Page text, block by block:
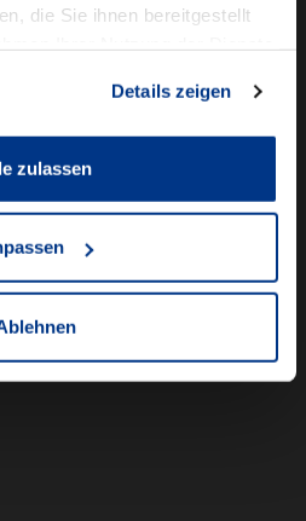
die Sie ihnen bereitgestellt
Details zeigen
zulassen